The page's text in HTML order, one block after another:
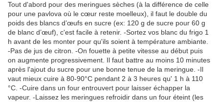
Tout d'abord pour des meringues sèches (à la différence de celle
pour une pavlova où le cœur reste moelleux), il faut le double du
poids des blancs d’œufs en sucre (ex: 120 g de sucre pour 60 g
de blanc d’œuf), c'est facile à retenir. -Sortez vos blanc du frigo 1
h avant de les monter pour qu'ils soient à température ambiante.
-Pas de jus de citron. -On fouette à petite vitesse au début puis
on augmente progressivement. Il faut battre au moins 10 minutes
après l'ajout du sucre pour une bonne tenue de la meringue. -Il
vaut mieux cuire à 80-90°C pendant 2 à 3 heures qu' 1 h à 110
°C. -Cuire dans un four entrouvert pour laisser échapper la
vapeur. -Laissez les meringues refroidir dans un four éteint (les